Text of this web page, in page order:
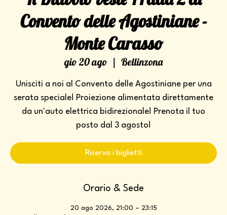
Convento delle Agostiniane -
Monte Carasso
gio 20 ago
  |
Bellinzona
Unisciti a noi al Convento delle Agostiniane per una
serata speciale! Proiezione alimentata direttamente
da un'auto elettrica bidirezionale! Prenota il tuo
posto dal 3 agosto!
Riserva i biglietti
Orario & Sede
20 ago 2026, 21:00 – 23:15